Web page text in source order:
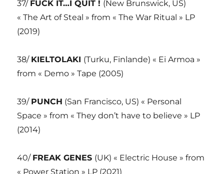
37/ FUCK IT…I QUIT ! (New Brunswick, US)
« The Art of Steal » from « The War Ritual » LP
(2019)
38/ KIELTOLAKI (Turku, Finlande) « Ei Armoa »
from « Demo » Tape (2005)
39/ PUNCH (San Francisco, US) « Personal
Space » from « They don’t have to believe » LP
(2014)
40/ FREAK GENES (UK) « Electric House » from
« Power Station » LP (2021)